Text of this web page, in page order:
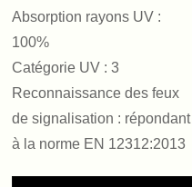
Absorption rayons UV :
100%
Catégorie UV : 3
Reconnaissance des feux
de signalisation : répondant
à la norme EN 12312:2013